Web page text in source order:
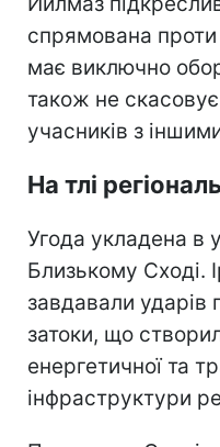
спрямована проти
має виключно
також не
учасників з
На тлі
Угода укладена в
Близькому Сході.
завдавали ударів
затоки, що
енергетичної та
інфраструктури